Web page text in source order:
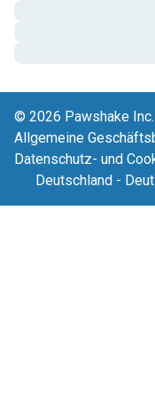
© 2026 Pawshake
Allgemeine
Datenschutz- und
Deutschland -